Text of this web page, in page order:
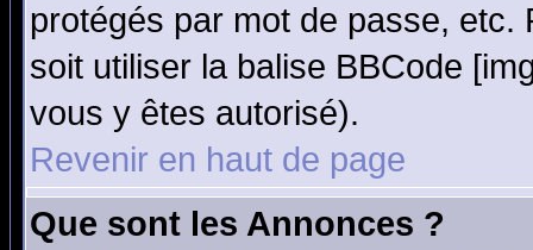
protégés par mot de passe,
soit utiliser la balise BBCode
vous y êtes autorisé).
Revenir en haut de page
Que sont les Annonces ?